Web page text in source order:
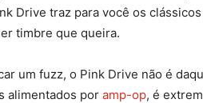
Drive traz para você os
timbre que queira.
um fuzz, o Pink Drive não é
alimentados por amp-op, é